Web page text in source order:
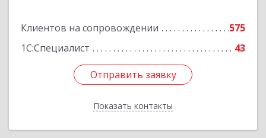
Клиентов на сопровождении
575
1С:Специалист
43
Отправить заявку
Показать контакты
Отправить заявку
Назад